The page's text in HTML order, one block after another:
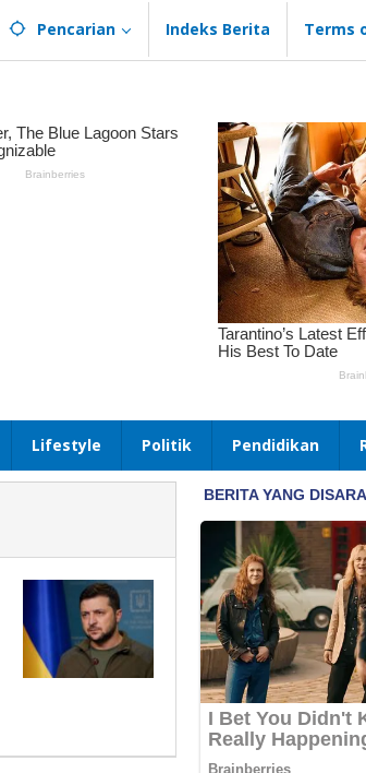
Pencarian Indeks Berita Terms
Lifestyle Politik Pendidikan